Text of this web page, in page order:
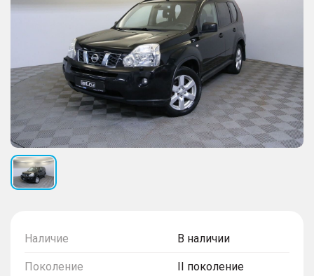
Наличие В наличии
Поколение II поколение